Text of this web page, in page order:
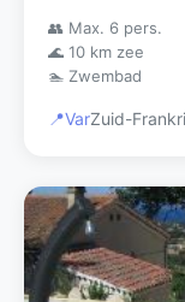
👥 Max. 6 pers.
🌊 10 km zee
🏊 Zwembad
📍VarZuid-